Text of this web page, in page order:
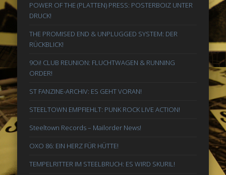
POWER OF THE (PLATTEN) PRESS: POSTERBOIZ UNTER
DRUCK!
THE PROMISED END & UNPLUGGED SYSTEM: DER
RÜCKBLICK!
9Oi! CLUB REUNION: FLUCHTWAGEN & RUNNING
ORDER!
ST FANZINE-ARCHIV: ES GEHT VORAN!
STEELTOWN EMPFIEHLT: PUNK ROCK LIVE ACTION!
Steeltown Records – Mailorder News!
OXO 86: EIN HERZ FÜR HÜTTE!
TEMPELRITTER IM STEELBRUCH: ES WIRD SKURIL!